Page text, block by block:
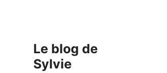
Le blog de
Sylvie